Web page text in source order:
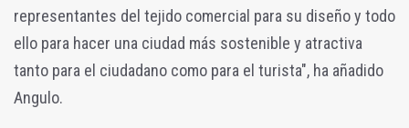
representantes del tejido comercial para su diseño y todo
ello para hacer una ciudad más sostenible y atractiva
tanto para el ciudadano como para el turista", ha añadido
Angulo.